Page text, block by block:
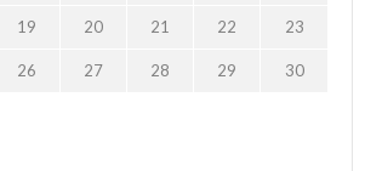
19 20 21 22 23
26 27 28 29 30